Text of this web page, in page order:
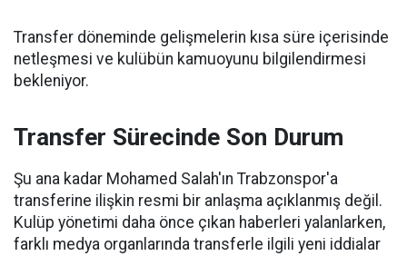
Transfer döneminde gelişmelerin kısa süre içerisinde
netleşmesi ve kulübün kamuoyunu bilgilendirmesi
bekleniyor.
Transfer Sürecinde Son Durum
Şu ana kadar Mohamed Salah'ın Trabzonspor'a
transferine ilişkin resmi bir anlaşma açıklanmış değil.
Kulüp yönetimi daha önce çıkan haberleri yalanlarken,
farklı medya organlarında transferle ilgili yeni iddialar